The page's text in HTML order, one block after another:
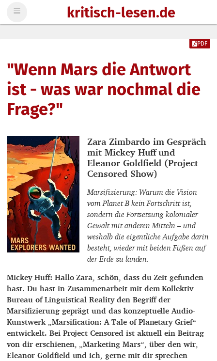
kritisch-lesen.de
"Wenn Mars die Antwort
ist - was war nochmal die
Frage?"
PDF
Interviewpartner_innen
Zara Zimbardo im Gespräch
mit Mickey Huff und
Eleanor Goldfield (Project
Censored Show)
Marsifizierung: Warum die Vision
vom Planet B kein Fortschritt ist,
sondern die Fortsetzung kolonialer
Gewalt mit anderen Mitteln – und
weshalb die eigentliche Aufgabe darin
besteht, wieder mit beiden Füßen auf
der Erde zu landen.
Mickey Huff: Hallo Zara, schön, dass du Zeit gefunden
hast. Du hast in Zusammenarbeit mit dem Kollektiv
Bureau of Linguistical Reality den Begriff der
Marsifizierung geprägt und das konzeptuelle Audio-
Kunstwerk „Marsification: A Tale of Planetary Grief“
entwickelt. Bei Project Censored ist aktuell ein Beitrag
von dir erschienen, „Marketing Mars“, über den wir,
Eleanor Goldfield und ich, gerne mit dir sprechen